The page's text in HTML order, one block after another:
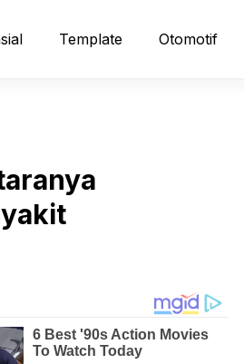
Template Otomotif